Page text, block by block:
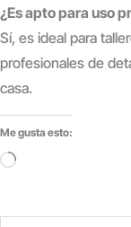
¿Es apto para uso
Sí, es ideal para
profesionales de
casa.
Me gusta esto:
Cargando...